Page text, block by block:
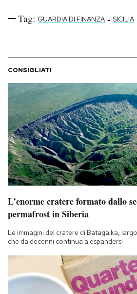
Tag: GUARDIA DI FINANZA - SICILIA
CONSIGLIATI
L’enorme cratere formato dallo
permafrost in Siberia
Le immagini del cratere di Batagaika,
che da decenni continua a espandersi